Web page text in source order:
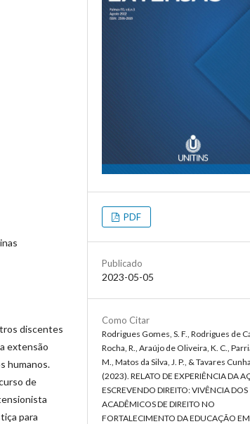
discentes
extensão
humanos.
de
para
PDF
Publicado
2023-05-05
Como Citar
Rodrigues Gomes, S. F., Rodrigues de
Rocha, R., Araújo de Oliveira, K. C.,
M., Matos da Silva, J. P., & Tavares
(2023). RELATO DE EXPERIÊNCIA DA
ESCREVENDO DIREITO: VIVÊNCIA DOS
ACADÊMICOS DE DIREITO NO
FORTALECIMENTO DA EDUCAÇÃO EM